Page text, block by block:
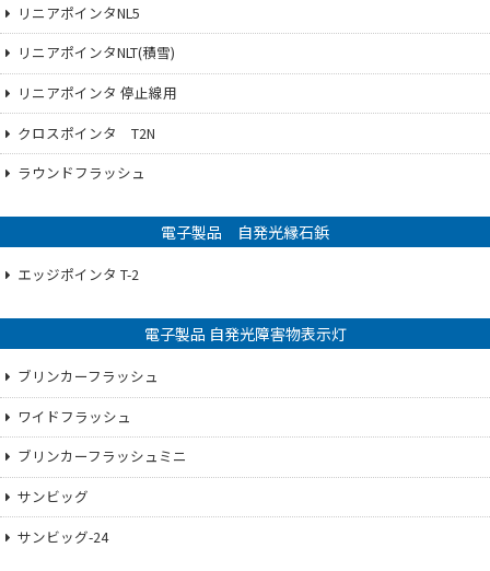
リニアポインタNL5
リニアポインタNLT(積雪)
リニアポインタ 停止線用
クロスポインタ T2N
ラウンドフラッシュ
電子製品 自発光縁石鋲
エッジポインタ T-2
電子製品 自発光障害物表示灯
ブリンカーフラッシュ
ワイドフラッシュ
ブリンカーフラッシュミニ
サンビッグ
サンビッグ-24